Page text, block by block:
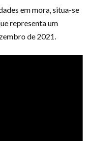
em mora, situa-se
representa um
de 2021.